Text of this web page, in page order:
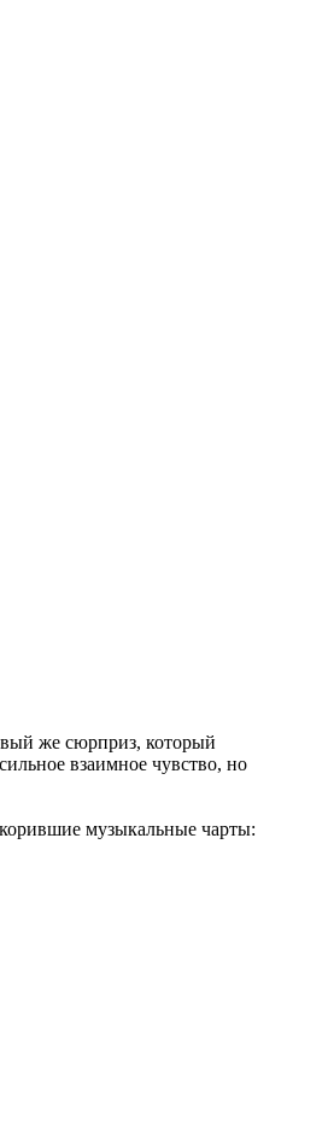
же сюрприз, который
взаимное чувство, но
музыкальные чарты: